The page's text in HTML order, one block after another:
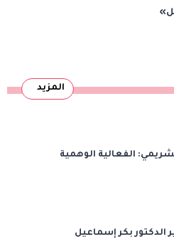
المزيد
الفعالية الوهمية
الدكتور بكر إسماعيل